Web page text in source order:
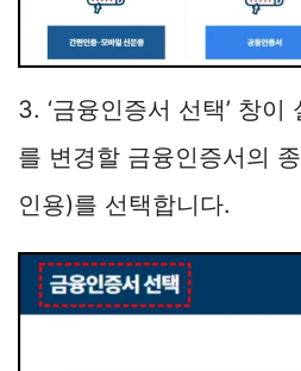
3. ‘금융인증서 선택’ 창
를 변경할 금융인증서의
인용)를 선택합니다.